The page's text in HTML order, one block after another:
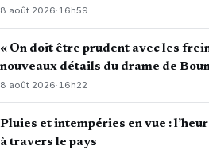
8 août 2026·16h59
« On doit être prudent avec les
nouveaux détails du drame de
8 août 2026·16h22
Pluies et intempéries en vue :
à travers le pays